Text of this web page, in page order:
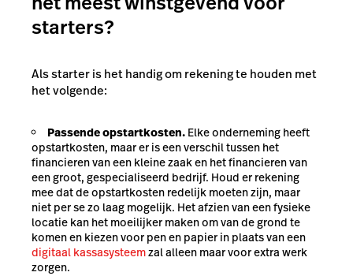
starters?
Als starter is het handig om rekening te houden met
het volgende:
Passende opstartkosten. Elke onderneming heeft
opstartkosten, maar er is een verschil tussen het
financieren van een kleine zaak en het financieren van
een groot, gespecialiseerd bedrijf. Houd er rekening
mee dat de opstartkosten redelijk moeten zijn, maar
niet per se zo laag mogelijk. Het afzien van een fysieke
locatie kan het moeilijker maken om van de grond te
komen en kiezen voor pen en papier in plaats van een
digitaal kassasysteemzal alleen maar voor extra werk
zorgen.